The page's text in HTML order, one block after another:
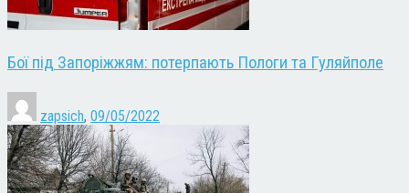
Бої під Запоріжжям: потерпають Пологи та Гуляйполе
zapsich, 09/05/2022